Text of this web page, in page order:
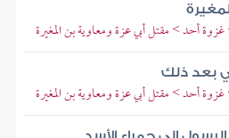
أحد > مقتل أبي عزة ومعاوية بن المغيرة
بعد ذلك
أحد > مقتل أبي عزة ومعاوية بن المغيرة